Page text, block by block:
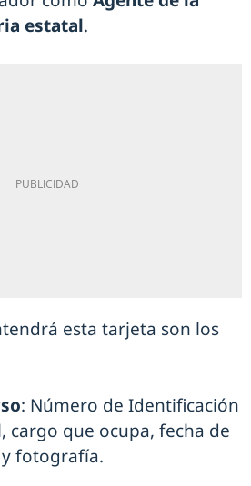
estatal.
esta tarjeta son los
: Número de Identificación
cargo que ocupa, fecha de
fotografía.